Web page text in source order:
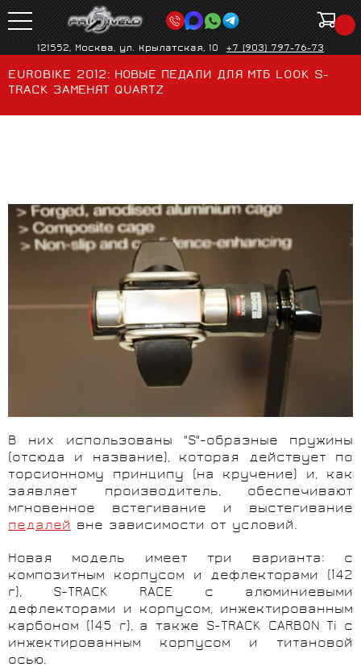
121552, Москва, ул. Крылатская, 10 +7 (903) 797-76-73
EUROBIKE 2012: НОВЫЕ ПЕДАЛИ ДЛЯ МТБ LOOK S-
TRACK ЗАМЕНЯТ QUARTZ
В них использованы "S"-образные пружины
(отсюда и название), которая действует по
торсионному принципу (на кручение) и, как
заявляет производитель, обеспечивают
мгновенное встегивание и выстегивание
педалей вне зависимости от условий.
Новая модель имеет три варианта: с
композитным корпусом и дефлекторами (142
г), S-TRACK RACE с алюминиевыми
дефлекторами и корпусом, инжектированным
карбоном (145 г), а также S-TRACK CARBON Ti с
инжектированным корпусом и титановой
осью.